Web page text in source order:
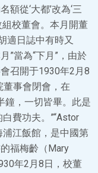
從‘大都’改為‘三
校董會。本月開董
適日誌中有時又
”當為“下月”，由於
召開于1930年2月8
董事會閉會，在
鐘，一切皆畢。此是
費功夫。”“Astor
江飯館，是中國第
福梅齡（Mary
年2月8日，校董